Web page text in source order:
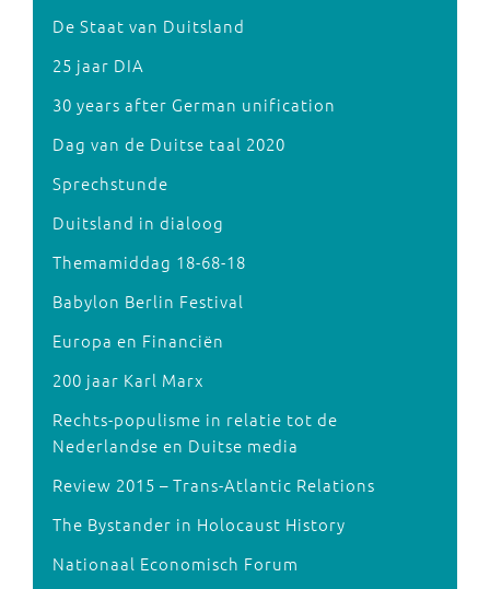
De Staat van Duitsland
25 jaar DIA
30 years after German unification
Dag van de Duitse taal 2020
Sprechstunde
Duitsland in dialoog
Themamiddag 18-68-18
Babylon Berlin Festival
Europa en Financiën
200 jaar Karl Marx
Rechts-populisme in relatie tot de
Nederlandse en Duitse media
Review 2015 – Trans-Atlantic Relations
The Bystander in Holocaust History
Nationaal Economisch Forum